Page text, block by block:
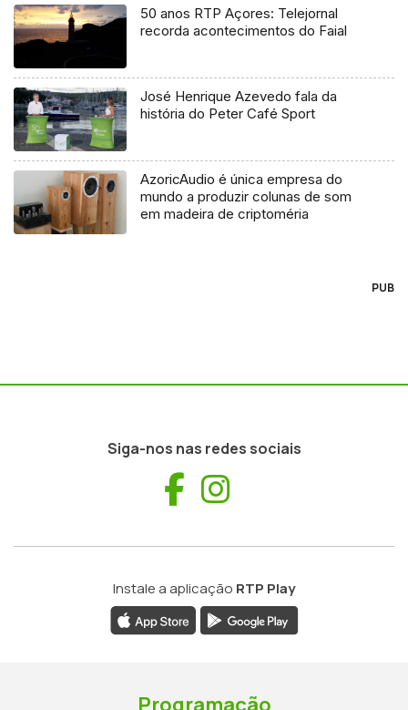
50 anos RTP Açores: Telejornal
recorda acontecimentos do Faial
José Henrique Azevedo fala da
história do Peter Café Sport
AzoricAudio é única empresa do
mundo a produzir colunas de som
em madeira de criptoméria
PUB
Siga-nos nas redes sociais
Facebook
Instale a aplicação RTP Play